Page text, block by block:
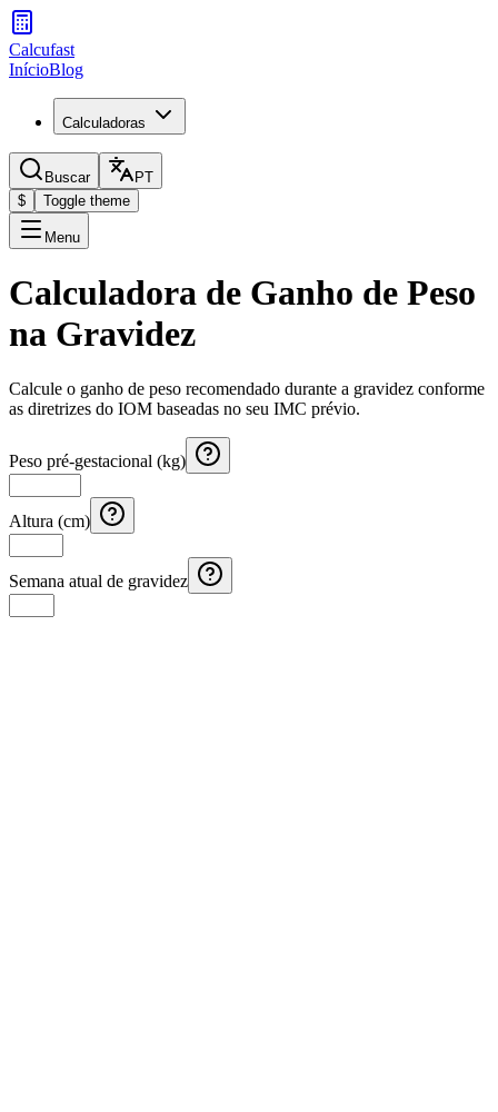
Calcufast
InícioBlog
Calculadoras
Buscar
PT
$
Toggle theme
Menu
Calculadora de Ganho de Peso
na Gravidez
Calcule o ganho de peso recomendado durante a gravidez conforme
as diretrizes do IOM baseadas no seu IMC prévio.
Peso pré-gestacional (kg)
Altura (cm)
Semana atual de gravidez